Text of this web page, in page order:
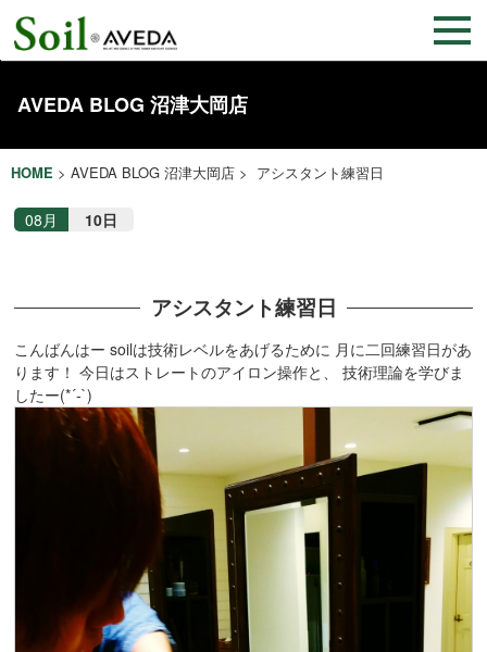
AVEDA BLOG 沼津大岡店
HOME > AVEDA BLOG 沼津大岡店 > アシスタント練習日
08月 10日
アシスタント練習日
こんばんはー soilは技術レベルをあげるために 月に二回練習日があ
ります！ 今日はストレートのアイロン操作と、 技術理論を学びま
したー(*´-`)